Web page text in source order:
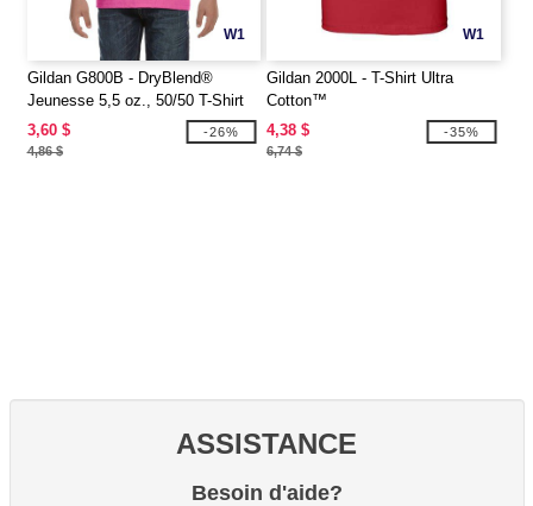
W1
Gildan G800B - DryBlend®
Jeunesse 5,5 oz., 50/50 T-Shirt
3,60 $
4,86 $
-26%
W1
Gildan 2000L - T-Shirt Ultra
Cotton™
4,38 $
6,74 $
-35%
ASSISTANCE
Besoin d'aide?